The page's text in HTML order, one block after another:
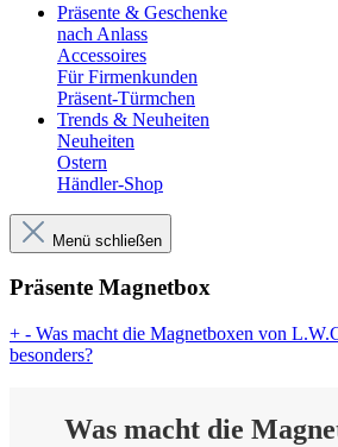
Präsente & Geschenke
nach Anlass
Accessoires
Für Firmenkunden
Präsent-Türmchen
Trends & Neuheiten
Neuheiten
Ostern
Händler-Shop
Menü schließen
Präsente Magnetbox
+ - Was macht die Magnetboxen von
besonders?
Was macht die